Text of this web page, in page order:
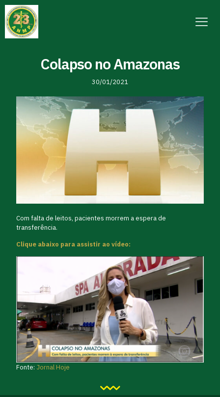
Colapso no Amazonas
30/01/2021
Com falta de leitos, pacientes morrem a espera de
transferência.
Clique abaixo para assistir ao vídeo:
Fonte: Jornal Hoje